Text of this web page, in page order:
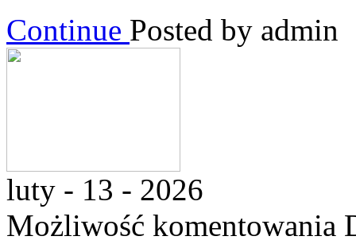
Continue Posted by admin
luty - 13 - 2026
Możliwość komentowania